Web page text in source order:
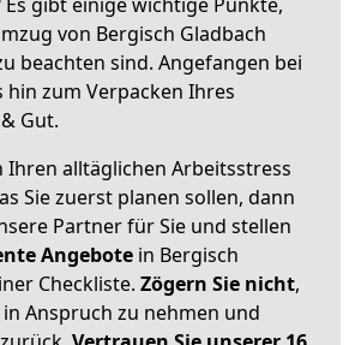
von Bergisch Gladbach
beachten sind. Angefangen bei
hin zum Verpacken Ihres
Gut.
Ihren alltäglichen Arbeitsstress
Sie zuerst planen sollen, dann
Partner für Sie und stellen
Angebote in Bergisch
Checkliste. Zögern Sie nicht,
Anspruch zu nehmen und